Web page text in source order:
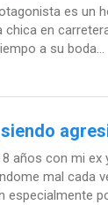
es un
en
a su boda...
años con mi
mal cada
especialmente